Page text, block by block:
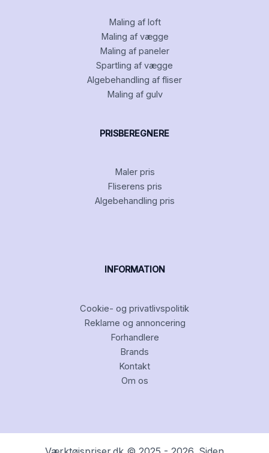
Maling af loft
Maling af vægge
Maling af paneler
Spartling af vægge
Algebehandling af fliser
Maling af gulv
PRISBEREGNERE
Maler pris
Fliserens pris
Algebehandling pris
INFORMATION
Cookie- og privatlivspolitik
Reklame og annoncering
Forhandlere
Brands
Kontakt
Om os